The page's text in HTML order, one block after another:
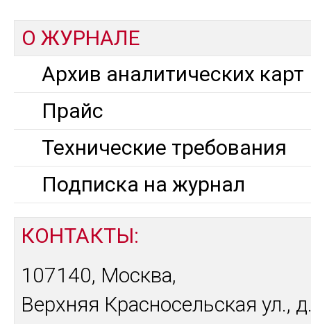
О ЖУРНАЛЕ
Архив аналитических карт
Прайс
Технические требования
Подписка на журнал
КОНТАКТЫ:
107140, Москва,
Верхняя Красносельская ул.,